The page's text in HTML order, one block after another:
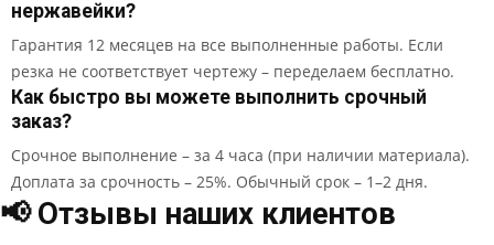
нержавейки?
Гарантия 12 месяцев на все выполненные работы. Если
резка не соответствует чертежу – переделаем бесплатно.
Как быстро вы можете выполнить срочный
заказ?
Срочное выполнение – за 4 часа (при наличии материала).
Доплата за срочность – 25%. Обычный срок – 1–2 дня.
📢 Отзывы наших клиентов